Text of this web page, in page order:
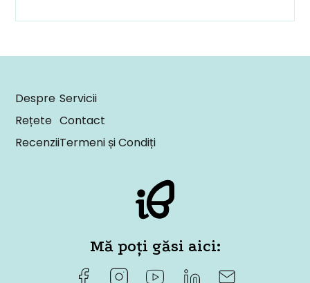
Despre
Rețete
Recenzii
Servicii
Contact
Termeni și Condiți
Mă poți găsi aici: